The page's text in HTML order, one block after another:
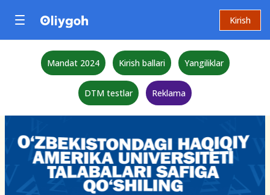
Kirish
Mandat 2024 Kirish ballari Yangiliklar
DTM testlar Reklama